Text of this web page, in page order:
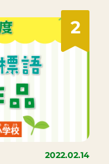
2
2022.02.14